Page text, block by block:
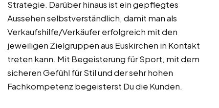
Strategie. Darüber hinaus ist ein gepflegtes
Aussehen selbstverständlich, damit man als
Verkaufshilfe/Verkäufer erfolgreich mit den
jeweiligen Zielgruppen aus Euskirchen in Kontakt
treten kann. Mit Begeisterung für Sport, mit dem
sicheren Gefühl für Stil und der sehr hohen
Fachkompetenz begeisterst Du die Kunden.